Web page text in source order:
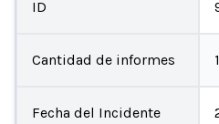
ID
Cantidad de informes 1
Fecha del Incidente